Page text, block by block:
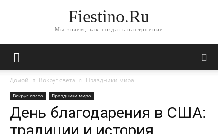
Fiestino.Ru
Мы знаем, как создать настроение
Домой Вокруг света Праздники мира
Вокруг света Праздники мира
День благодарения в США:
традиции и история